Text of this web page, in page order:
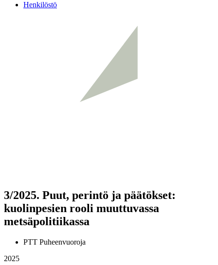
Henkilöstö
3/2025. Puut, perintö ja päätökset:
kuolinpesien rooli muuttuvassa
metsäpolitiikassa
PTT Puheenvuoroja
2025